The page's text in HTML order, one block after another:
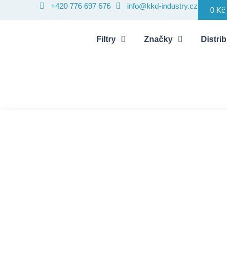
+420 776 697 676 info@kkd-industry.cz 0 Kč
Filtry Značky